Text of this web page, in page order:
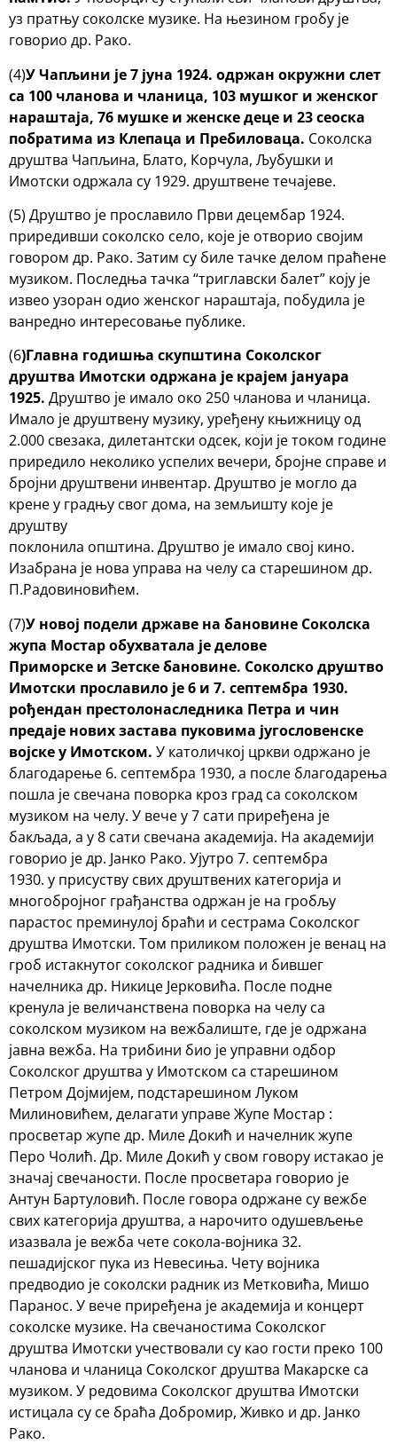
уз пратњу соколске музике. На њезином гробу је
говорио др. Рако.
(4)У Чапљини је 7 јуна 1924. одржан окружни слет
са 100 чланова и чланица, 103 мушког и женског
нараштаја, 76 мушке и женске деце и 23 сеоска
побратима из Клепаца и Пребиловаца. Соколска
друштва Чапљина, Блато, Корчула, Љубушки и
Имотски одржала су 1929. друштвене течајеве.
(5) Друштво је прославило Први децембар 1924.
приредивши соколско село, које је отворио својим
говором др. Рако. Затим су биле тачке делом праћене
музиком. Последња тачка “триглавски балет” коју је
извео узоран одио женског нараштаја, побудила је
ванредно интересовање публике.
(6)Главна годишња скупштина Соколског
друштва Имотски одржана је крајем јануара
1925. Друштво је имало око 250 чланова и чланица.
Имало је друштвену музику, уређену књижницу од
2.000 свезака, дилетантски одсек, који је током године
приредило неколико успелих вечери, бројне справе и
бројни друштвени инвентар. Друштво је могло да
крене у градњу свог дома, на земљишту које је
друштву
поклонила општина. Друштво је имало свој кино.
Изабрана је нова управа на челу са старешином др.
П.Радовиновићем.
(7)У новој подели државе на бановине Соколска
жупа Мостар обухватала је делове
Приморске и Зетске бановине. Соколско друштво
Имотски прославило је 6 и 7. септембра 1930.
рођендан престолонаследника Петра и чин
предаје нових застава пуковима југословенске
војске у Имотском. У католичкој цркви одржано је
благодарење 6. септембра 1930, а после благодарења
пошла је свечана поворка кроз град са соколском
музиком на челу. У вече у 7 сати приређена је
бакљада, а у 8 сати свечана академија. На академији
говорио је др. Јанко Рако. Ујутро 7. септембра
1930. у присуству свих друштвених категорија и
многобројног грађанства одржан је на гробљу
парастос преминулој браћи и сестрама Соколског
друштва Имотски. Том приликом положен је венац на
гроб истакнутог соколског радника и бившег
начелника др. Никице Јерковића. После подне
кренула је величанствена поворка на челу са
соколском музиком на вежбалиште, где је одржана
јавна вежба. На трибини био је управни одбор
Соколског друштва у Имотском са старешином
Петром Дојмијем, подстарешином Луком
Милиновићем, делагати управе Жупе Мостар :
просветар жупе др. Миле Докић и начелник жупе
Перо Чолић. Др. Миле Докић у свом говору истакао је
значај свечаности. После просветара говорио је
Антун Бартуловић. После говора одржане су вежбе
свих категорија друштва, а нарочито одушевљење
изазвала је вежба чете сокола-војника 32.
пешадијског пука из Невесиња. Чету војника
предводио је соколски радник из Метковића, Мишо
Паранос. У вече приређена је академија и концерт
соколске музике. На свечаностима Соколског
друштва Имотски учествовали су као гости преко 100
чланова и чланица Соколског друштва Макарске са
музиком. У редовима Соколског друштва Имотски
истицала су се браћа Добромир, Живко и др. Јанко
Рако.